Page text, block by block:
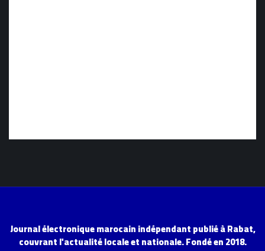
Journal électronique marocain indépendant publié à Rabat,
couvrant l'actualité locale et nationale. Fondé en 2018.